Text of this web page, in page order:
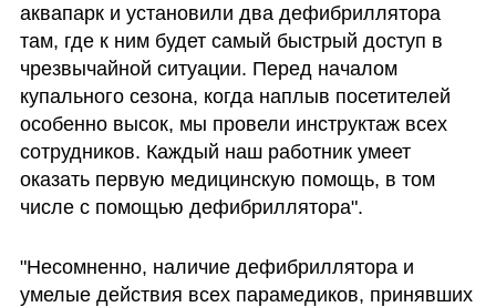
аквапарк и установили два дефибриллятора
там, где к ним будет самый быстрый доступ в
чрезвычайной ситуации. Перед началом
купального сезона, когда наплыв посетителей
особенно высок, мы провели инструктаж всех
сотрудников. Каждый наш работник умеет
оказать первую медицинскую помощь, в том
числе с помощью дефибриллятора".
"Несомненно, наличие дефибриллятора и
умелые действия всех парамедиков, принявших